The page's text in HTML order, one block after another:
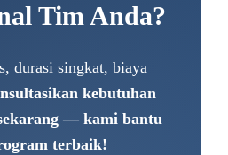
Tim Anda?
durasi singkat, biaya
kebutuhan
— kami bantu
terbaik!